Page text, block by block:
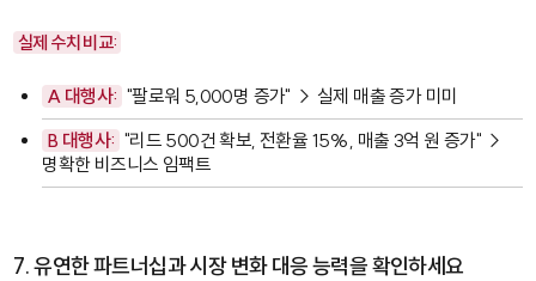
실제 수치 비교:
A 대행사: "팔로워 5,000명 증가" → 실제 매출 증가 미미
B 대행사: "리드 500건 확보, 전환율 15%, 매출 3억 원 증가" →
명확한 비즈니스 임팩트
7. 유연한 파트너십과 시장 변화 대응 능력을 확인하세요